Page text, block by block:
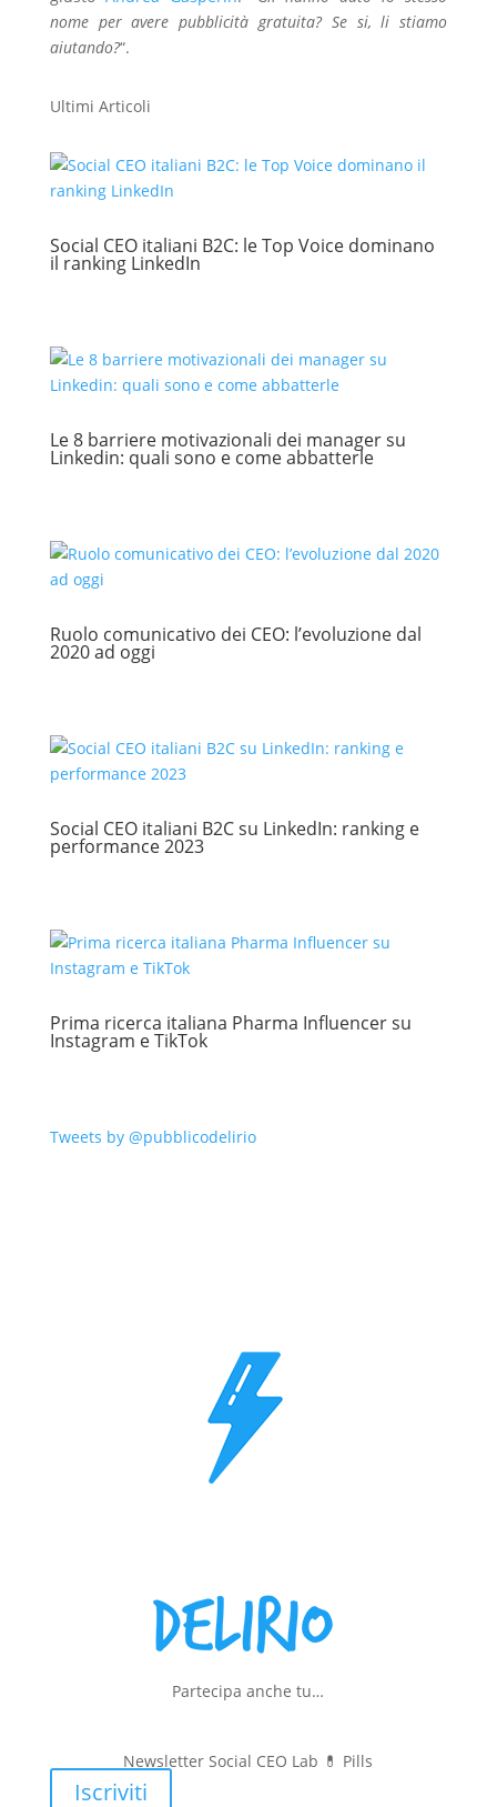
nome per avere pubblicità gratuita? Se si, li stiamo
aiutando?“.
Ultimi Articoli
Social CEO italiani B2C: le Top Voice dominano
il ranking LinkedIn
Le 8 barriere motivazionali dei manager su
Linkedin: quali sono e come abbatterle
Ruolo comunicativo dei CEO: l’evoluzione dal
2020 ad oggi
Social CEO italiani B2C su LinkedIn: ranking e
performance 2023
Prima ricerca italiana Pharma Influencer su
Instagram e TikTok
Tweets by @pubblicodelirio
Partecipa anche tu…
Newsletter Social CEO Lab 💊 Pills
Iscriviti